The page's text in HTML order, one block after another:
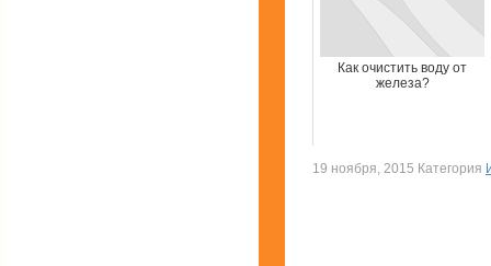
Как очистить воду от
железа?
19 ноября, 2015 Категория